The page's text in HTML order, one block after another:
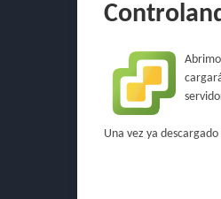
Una vez ya